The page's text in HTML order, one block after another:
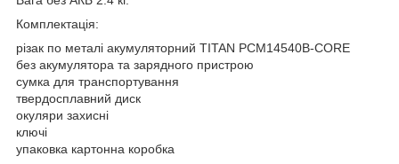
Комплектація:
різак по металі акумуляторний TITAN PCM14540B-CORE
без акумулятора та зарядного пристрою
сумка для транспортування
твердосплавний диск
окуляри захисні
ключі
упаковка картонна коробка